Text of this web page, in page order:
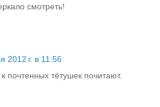
смотреть!
2012 г. в 11:56
почтенных тётушек почитают.